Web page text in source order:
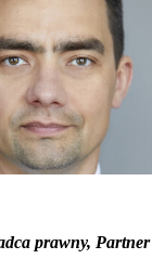
prawny,